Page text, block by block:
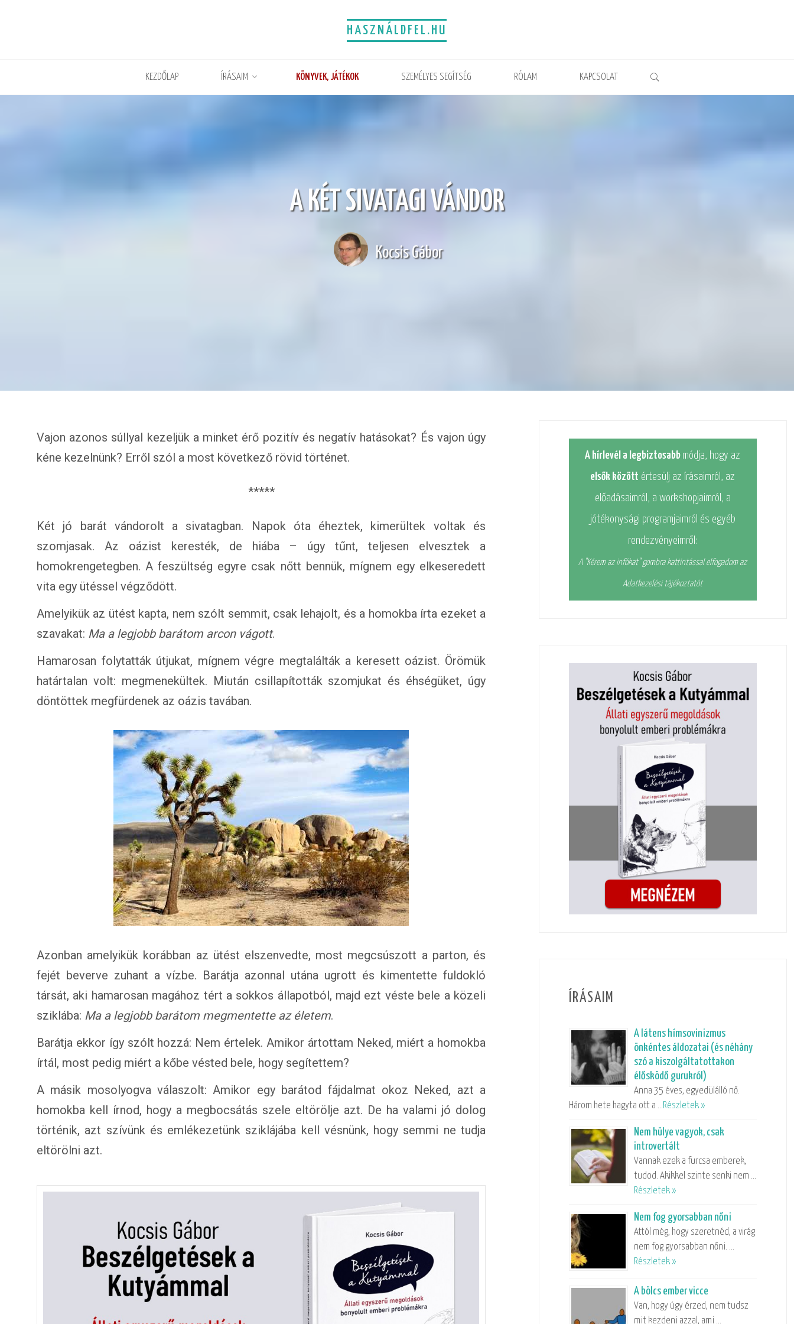
HASZNÁLDFEL.HU
KEZDŐLAP ÍRÁSAIM KÖNYVEK, JÁTÉKOK SZEMÉLYES SEGÍTSÉG RÓLAM KAPCSOLAT
A KÉT SIVATAGI VÁNDOR
Kocsis Gábor
Vajon azonos súllyal kezeljük a minket érő pozitív és negatív hatásokat? És vajon úgy
kéne kezelnünk? Erről szól a most következő rövid történet.
*****
Két jó barát vándorolt a sivatagban. Napok óta éheztek, kimerültek voltak és
szomjasak. Az oázist keresték, de hiába – úgy tűnt, teljesen elvesztek a
homokrengetegben. A feszültség egyre csak nőtt bennük, mígnem egy elkeseredett
vita egy ütéssel végződött.
Amelyikük az ütést kapta, nem szólt semmit, csak lehajolt, és a homokba írta ezeket a
szavakat: Ma a legjobb barátom arcon vágott.
Hamarosan folytatták útjukat, mígnem végre megtalálták a keresett oázist. Örömük
határtalan volt: megmenekültek. Miután csillapították szomjukat és éhségüket, úgy
döntöttek megfürdenek az oázis tavában.
Azonban amelyikük korábban az ütést elszenvedte, most megcsúszott a parton, és
fejét beverve zuhant a vízbe. Barátja azonnal utána ugrott és kimentette fuldokló
társát, aki hamarosan magához tért a sokkos állapotból, majd ezt véste bele a közeli
sziklába: Ma a legjobb barátom megmentette az életem.
Barátja ekkor így szólt hozzá: Nem értelek. Amikor ártottam Neked, miért a homokba
írtál, most pedig miért a kőbe vésted bele, hogy segítettem?
A másik mosolyogva válaszolt: Amikor egy barátod fájdalmat okoz Neked, azt a
homokba kell írnod, hogy a megbocsátás szele eltörölje azt. De ha valami jó dolog
történik, azt szívünk és emlékezetünk sziklájába kell vésnünk, hogy semmi ne tudja
eltörölni azt.
A hírlevél a legbiztosabb módja, hogy az
elsők között értesülj az írásaimról, az
előadásaimról, a workshopjaimról, a
jótékonysági programjaimról és egyéb
rendezvényeimről:
A "Kérem az infókat" gombra kattintással elfogadom az
Adatkezelési tájékoztatót
ÍRÁSAIM
A látens hímsovinizmus
önkéntes áldozatai (és néhány
szó a kiszolgáltatottakon
élősködő gurukról)
Anna 35 éves, egyedülálló nő.
Három hete hagyta ott a …Részletek »
Nem hülye vagyok, csak
introvertált
Vannak ezek a furcsa emberek,
tudod. Akikkel szinte senki nem …
Részletek »
Nem fog gyorsabban nőni
Attól még, hogy szeretnéd, a virág
nem fog gyorsabban nőni. …
Részletek »
A bölcs ember vicce
Van, hogy úgy érzed, nem tudsz
mit kezdeni azzal, ami …